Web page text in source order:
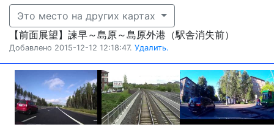
Это место на других картах
【前面展望】諫早～島原～島原外港（駅舎消失前）
Добавлено 2015-12-12 12:18:47. Удалить.